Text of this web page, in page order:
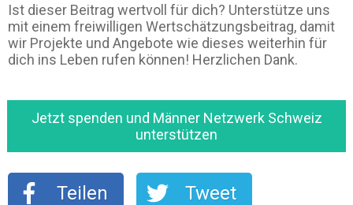
Ist dieser Beitrag wertvoll für dich? Unterstütze uns
mit einem freiwilligen Wertschätzungsbeitrag, damit
wir Projekte und Angebote wie dieses weiterhin für
dich ins Leben rufen können! Herzlichen Dank.
Jetzt spenden und Männer Netzwerk Schweiz
unterstützen
Teilen Tweet